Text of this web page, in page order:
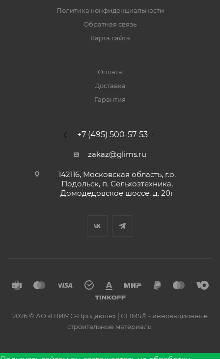
Политика конфиденциальности
Обратная связь
Карта сайта
Оплата
Доставка
Гарантия
+7 (495) 500-57-53
zakaz@glims.ru
142116, Московская область, г.о.
Подольск, п. Сельхозтехника,
Домодедовское шоссе, д. 20г
2026 © АО «ГЛИМС-Продакшн» | GLIMS® - инновационные
строительные материалы